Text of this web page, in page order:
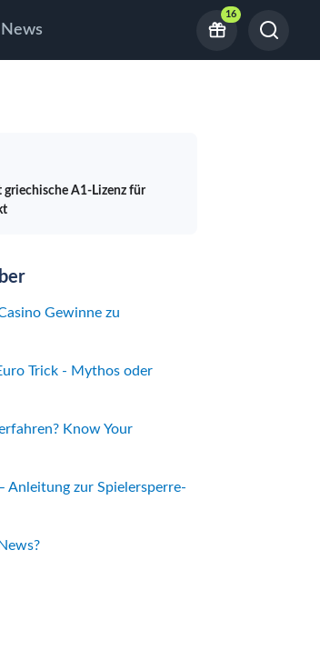
News
16
griechische A1-Lizenz für
Gewinne zu
Trick - Mythos oder
Know Your
Anleitung zur Spielersperre-